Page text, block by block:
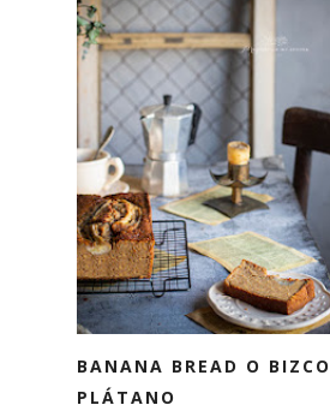
BANANA BREAD O
PLÁTANO